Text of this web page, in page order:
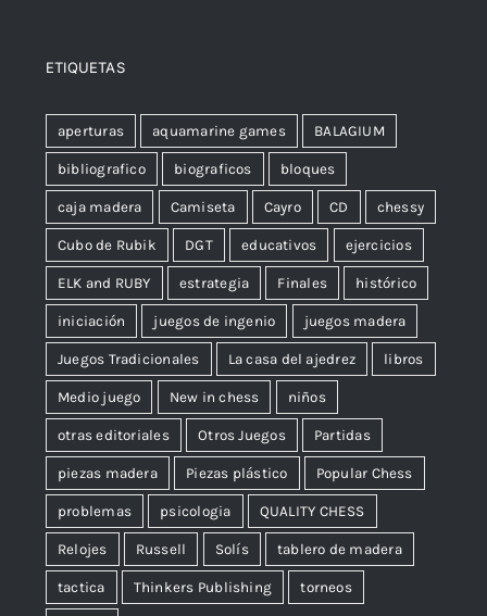
ETIQUETAS
aperturas aquamarine games BALAGIUM
bibliografico biograficos bloques
caja madera Camiseta Cayro CD chessy
Cubo de Rubik DGT educativos ejercicios
ELK and RUBY estrategia Finales histórico
iniciación juegos de ingenio juegos madera
Juegos Tradicionales La casa del ajedrez libros
Medio juego New in chess niños
otras editoriales Otros Juegos Partidas
piezas madera Piezas plástico Popular Chess
problemas psicologia QUALITY CHESS
Relojes Russell Solís tablero de madera
tactica Thinkers Publishing torneos